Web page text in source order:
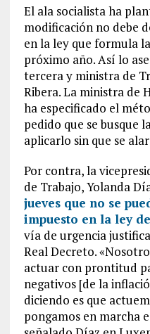
El ala socialista ha
modificación no debe
en la ley que formula
próximo año. Así lo
tercera y ministra de
Ribera. La ministra de
ha especificado el
pedido que se busque
aplicarlo sin que se
Por contra, la
de Trabajo, Yolanda
jueves que no se
impuesto en la ley
vía de urgencia
Real Decreto.
actuar con prontitud
negativos [de la
diciendo es que
pongamos en marcha